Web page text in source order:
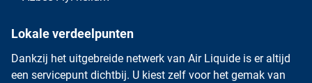
Lokale verdeelpunten
Dankzij het uitgebreide netwerk van Air Liquide is er altijd
een servicepunt dichtbij. U kiest zelf voor het gemak van